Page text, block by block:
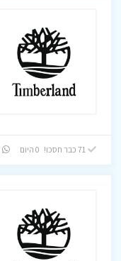
71 כבר חסכו! 0 היום